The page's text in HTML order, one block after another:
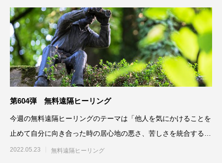
第604弾 無料遠隔ヒーリング
今週の無料遠隔ヒーリングのテーマは「他人を気にかけることを
止めて自分に向き合った時の居心地の悪さ、苦しさを統合するよ
う最高最善に働きかける」
2022.05.23 無料遠隔ヒーリング